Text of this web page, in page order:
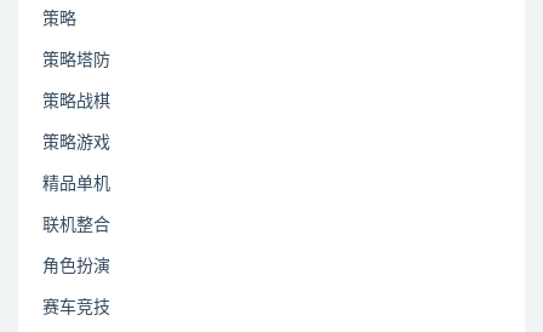
策略
策略塔防
策略战棋
策略游戏
精品单机
联机整合
角色扮演
赛车竞技